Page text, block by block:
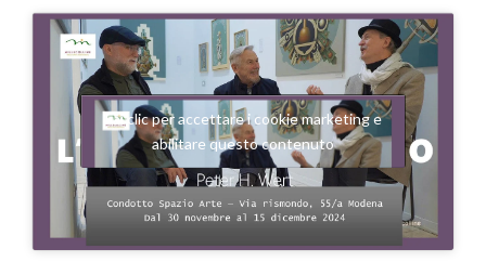
Fai clic per accettare i cookie marketing e
abilitare questo contenuto